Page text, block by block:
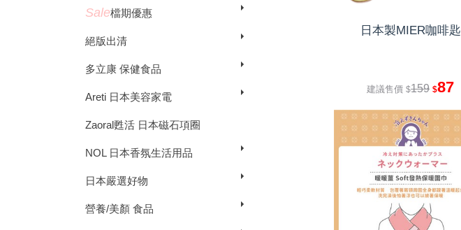
Sale檔期優惠
絕版出清
多立康 保健食品
Areti 日本美容家電
Zaoral甦活 日本磁石項圈
NOL 日本香氛生活用品
日本嚴選好物
營養/美顏 食品
日本製MIER咖啡匙
建議售價 $159 $87